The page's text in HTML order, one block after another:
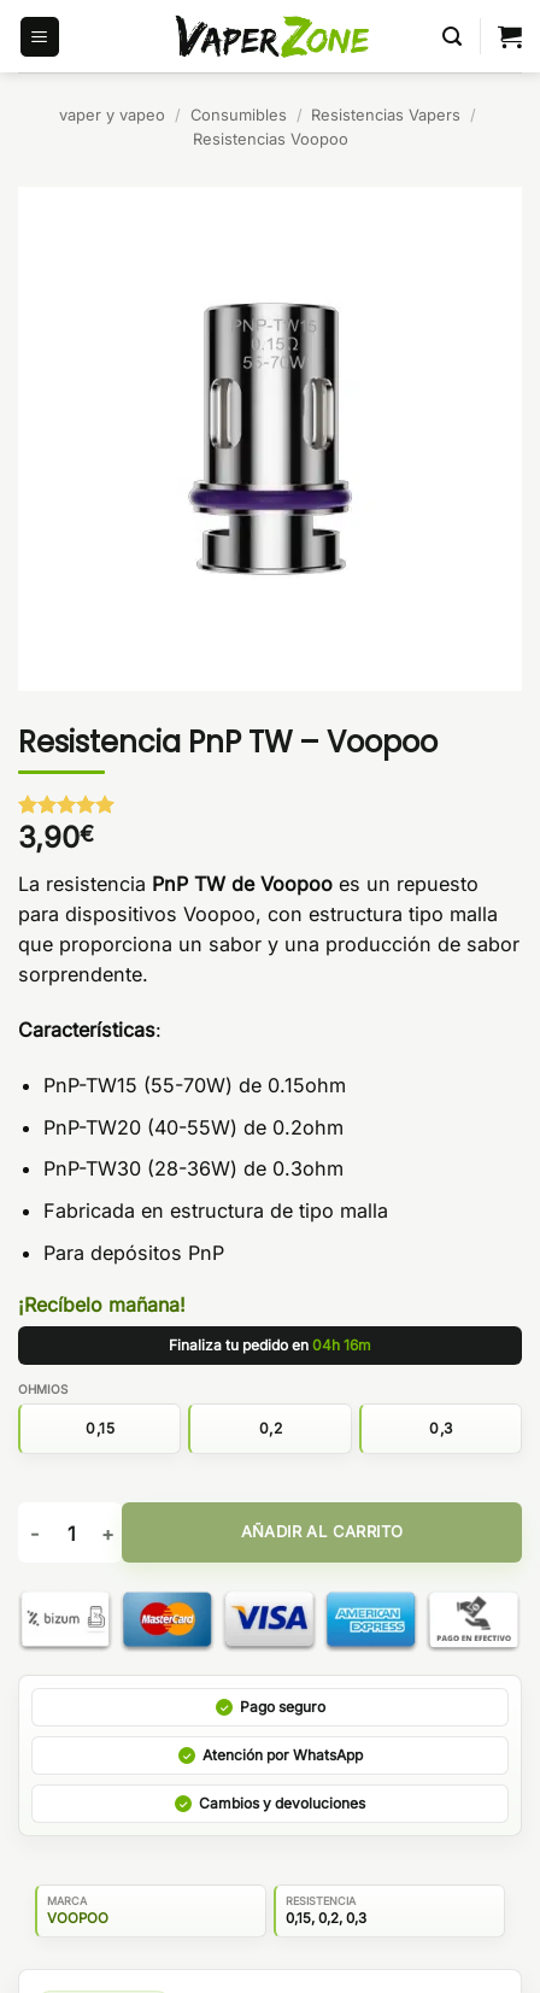
Saltar
contenido
vaper y vapeo / Consumibles / Resistencias Vapers
/
Resistencias Voopoo
Resistencia PnP TW – Voopoo
Valorado
con5 de 5
1
valoración
de un
cliente
3,90€
La resistencia PnP TW de Voopoo es un repuesto
para dispositivos Voopoo, con estructura tipo malla
que proporciona un sabor y una producción de sabor
sorprendente.
Características:
PnP-TW15 (55-70W) de 0.15ohm
PnP-TW20 (40-55W) de 0.2ohm
PnP-TW30 (28-36W) de 0.3ohm
Fabricada en estructura de tipo malla
Para depósitos PnP
¡Recíbelo mañana!
Finaliza tu pedido en 04h 16m
OHMIOS
0,15 0,2 0,3
Resistencia PnP TW - Voopoo cantidad
AÑADIR AL CARRITO
Pago seguro
Atención por WhatsApp
Cambios y devoluciones
MARCA
VOOPOO
RESISTENCIA
0,15, 0,2, 0,3